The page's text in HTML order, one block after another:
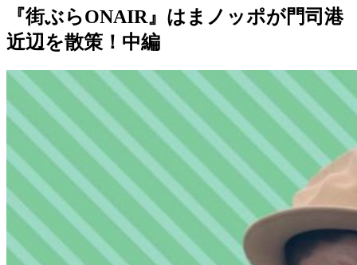
『街ぶらONAIR』はまノッポが門司港
近辺を散策！中編